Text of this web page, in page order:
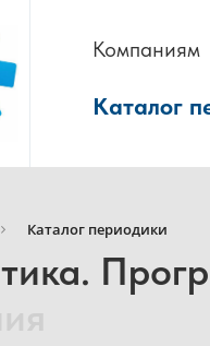
Компаниям
Каталог
Каталог периодики